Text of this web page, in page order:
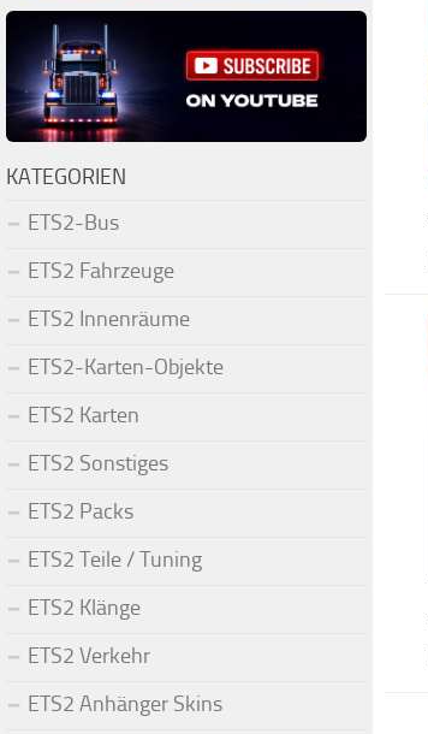
KATEGORIEN
ETS2-Bus
ETS2 Fahrzeuge
ETS2 Innenräume
ETS2-Karten-Objekte
ETS2 Karten
ETS2 Sonstiges
ETS2 Packs
ETS2 Teile / Tuning
ETS2 Klänge
ETS2 Verkehr
ETS2 Anhänger Skins